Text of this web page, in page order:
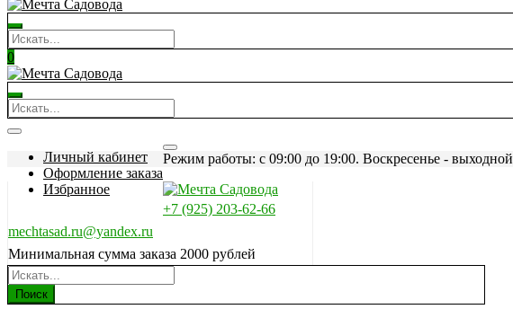
0
Личный кабинет
Оформление заказа
Избранное
Режим работы: c 09:00 до 19:00. Воскресенье - выходной
+7 (925) 203-62-66
mechtasad.ru@yandex.ru
Минимальная сумма заказа 2000 рублей
Поиск